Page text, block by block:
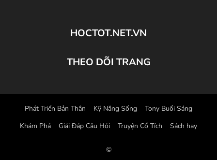
HOCTOT.NET.VN
THEO DÕI TRANG
Phát Triển Bản Thân Kỹ Năng Sống
Tony Buổi Sáng
Khám Phá
Giải Đáp Câu Hỏi Truyện Cổ Tích Sách hay
©